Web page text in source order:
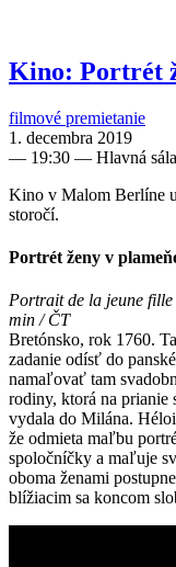
Kino: Portrét
filmové premietanie
1. decembra 2019
— 19:30 — Hlavná sála
Kino v Malom Berlíne
storočí.
Portrét ženy v
Portrait de la jeune
min / ČT
Bretónsko, rok 1760.
zadanie odísť do
namaľovať tam
rodiny, ktorá na prianie
vydala do Milána.
že odmieta maľbu
spoločníčky a maľuje
oboma ženami
blížiacim sa koncom